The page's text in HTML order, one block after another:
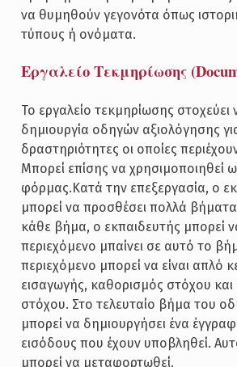
να θυμηθούν γεγονότα όπως
τύπους ή ονόματα.
Εργαλείο Τεκμηρίωσης
Το εργαλείο τεκμηρίωσης στοχεύει
δημιουργία οδηγών αξιολόγησης
δραστηριότητες οι οποίες
Μπορεί επίσης να χρησιμοποιηθεί
φόρμας.Κατά την επεξεργασία, ο
μπορεί να προσθέσει πολλά
κάθε βήμα, ο εκπαιδευτής μπορεί
περιεχόμενο μπαίνει σε αυτό το
περιεχόμενο μπορεί να είναι απλό
εισαγωγής, καθορισμός στόχου και
στόχου. Στο τελευταίο βήμα του
μπορεί να δημιουργήσει ένα
εισόδους που έχουν υποβληθεί.
μπορεί να μεταφορτωθεί.